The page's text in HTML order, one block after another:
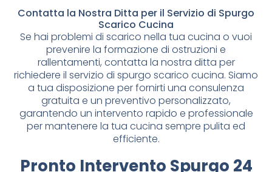
Contatta la Nostra Ditta per il Servizio di Spurgo
Scarico Cucina
Se hai problemi di scarico nella tua cucina o vuoi
prevenire la formazione di ostruzioni e
rallentamenti, contatta la nostra ditta per
richiedere il servizio di spurgo scarico cucina. Siamo
a tua disposizione per fornirti una consulenza
gratuita e un preventivo personalizzato,
garantendo un intervento rapido e professionale
per mantenere la tua cucina sempre pulita ed
efficiente.
Pronto Intervento Spurgo 24